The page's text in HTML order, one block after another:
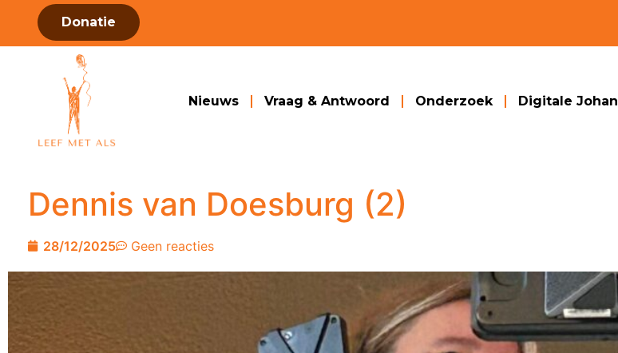
Donatie
Nieuws Vraag & Antwoord Onderzoek Digitale Johan
Dennis van Doesburg (2)
28/12/2025 Geen reacties